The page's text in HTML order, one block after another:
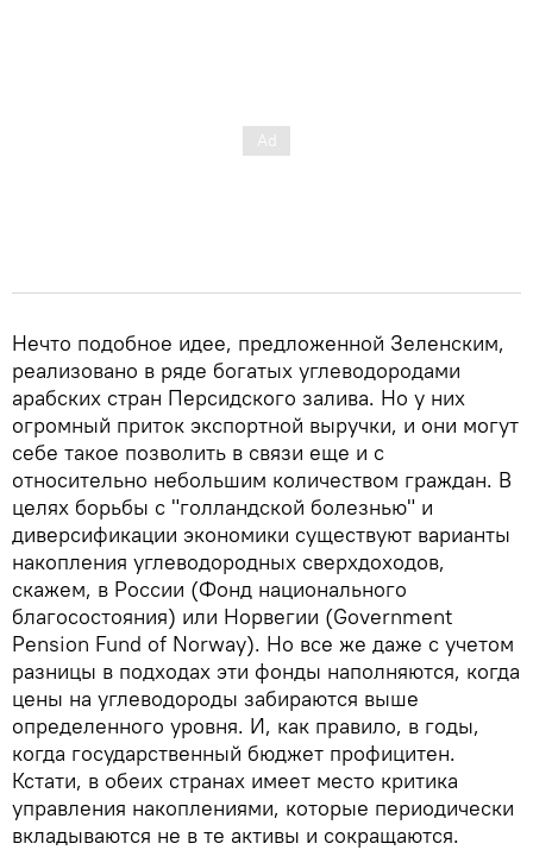
Нечто подобное идее, предложенной Зеленским,
реализовано в ряде богатых углеводородами
арабских стран Персидского залива. Но у них
огромный приток экспортной выручки, и они могут
себе такое позволить в связи еще и с
относительно небольшим количеством граждан. В
целях борьбы с "голландской болезнью" и
диверсификации экономики существуют варианты
накопления углеводородных сверхдоходов,
скажем, в России (Фонд национального
благосостояния) или Норвегии (Government
Pension Fund of Norway). Но все же даже с учетом
разницы в подходах эти фонды наполняются, когда
цены на углеводороды забираются выше
определенного уровня. И, как правило, в годы,
когда государственный бюджет профицитен.
Кстати, в обеих странах имеет место критика
управления накоплениями, которые периодически
вкладываются не в те активы и сокращаются.